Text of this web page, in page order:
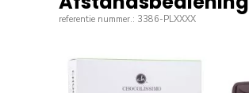
referentie nummer.: 3386-PLXXXX